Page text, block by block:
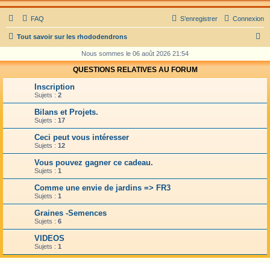
FAQ Connexion
S’enregistrer
Tout savoir sur les rhododendrons
c
h
Nous sommes le 06 août 2026 21:54
QUESTIONS RELATIVES AU FORUM
Inscription
Sujets : 2
Bilans et Projets.
Sujets : 17
Ceci peut vous intéresser
Sujets : 12
Vous pouvez gagner ce cadeau.
Sujets : 1
Comme une envie de jardins => FR3
Sujets : 1
Graines -Semences
Sujets : 6
VIDEOS
Sujets : 1